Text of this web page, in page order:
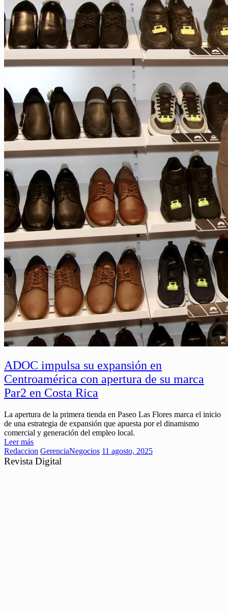
ADOC impulsa su expansión en
Centroamérica con apertura de su marca
Par2 en Costa Rica
La apertura de la primera tienda en Paseo Las Flores marca el inicio
de una estrategia de expansión que apuesta por el dinamismo
comercial y generación del empleo local.
Leer más
Redaccion GerenciaNegocios 11 agosto, 2025
Revista Digital